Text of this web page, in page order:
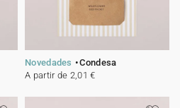
Novedades
Condesa
A partir de 2,01 €